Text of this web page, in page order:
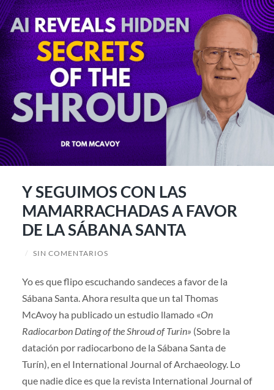
Y SEGUIMOS CON LAS
MAMARRACHADAS A FAVOR
DE LA SÁBANA SANTA
/ SIN COMENTARIOS
Yo es que flipo escuchando sandeces a favor de la
Sábana Santa. Ahora resulta que un tal Thomas
McAvoy ha publicado un estudio llamado «On
Radiocarbon Dating of the Shroud of Turin» (Sobre la
datación por radiocarbono de la Sábana Santa de
Turín), en el International Journal of Archaeology. Lo
que nadie dice es que la revista International Journal of